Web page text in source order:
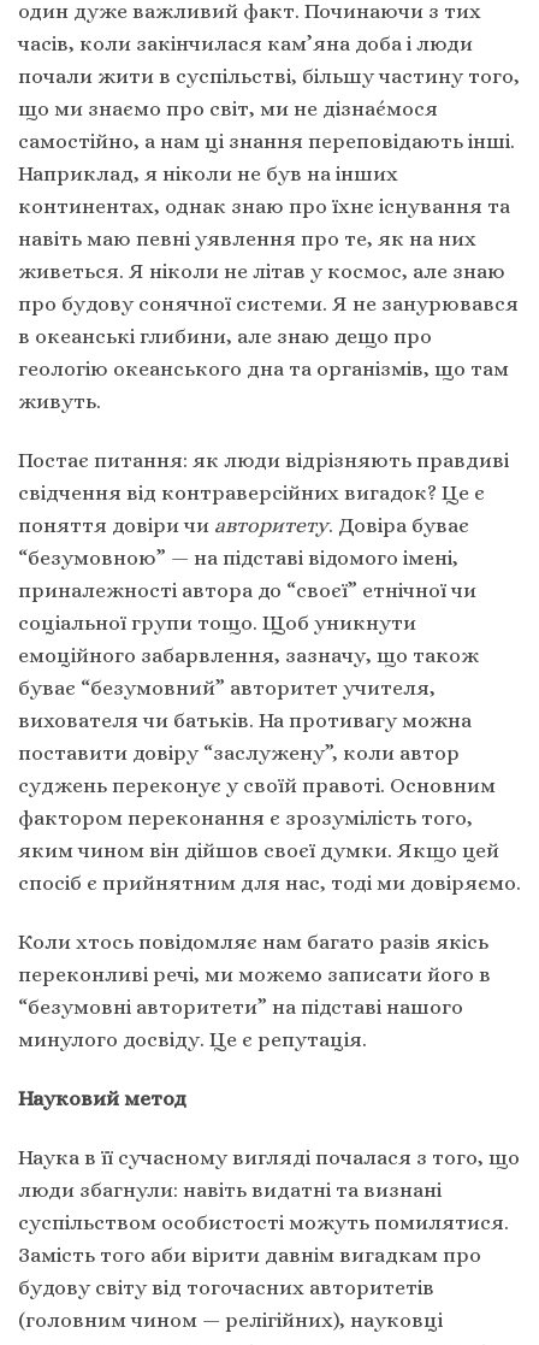
один дуже важливий факт. Починаючи з тих
часів, коли закінчилася кам’яна доба і люди
почали жити в суспільстві, більшу частину того,
що ми знаємо про світ, ми не дізнає́мося
самостійно, а нам ці знання переповідають інші.
Наприклад, я ніколи не був на інших
континентах, однак знаю про їхнє існування та
навіть маю певні уявлення про те, як на них
живеться. Я ніколи не літав у космос, але знаю
про будову сонячної системи. Я не занурювався
в океанські глибини, але знаю дещо про
геологію океанського дна та організмів, що там
живуть.
Постає питання: як люди відрізняють правдиві
свідчення від контраверсійних вигадок? Це є
поняття довіри чи авторитету. Довіра буває
“безумовною” — на підставі відомого імені,
приналежності автора до “своєї” етнічної чи
соціальної групи тощо. Щоб уникнути
емоційного забарвлення, зазначу, що також
буває “безумовний” авторитет учителя,
вихователя чи батьків. На противагу можна
поставити довіру “заслужену”, коли автор
суджень переконує у своїй правоті. Основним
фактором переконання є зрозумілість того,
яким чином він дійшов своєї думки. Якщо цей
спосіб є прийнятним для нас, тоді ми довіряємо.
Коли хтось повідомляє нам багато разів якісь
переконливі речі, ми можемо записати його в
“безумовні авторитети” на підставі нашого
минулого досвіду. Це є репутація.
Науковий метод
Наука в її сучасному вигляді почалася з того, що
люди збагнули: навіть видатні та визнані
суспільством особистості можуть помилятися.
Замість того аби вірити давнім вигадкам про
будову світу від тогочасних авторитетів
(головним чином — релігійних), науковці